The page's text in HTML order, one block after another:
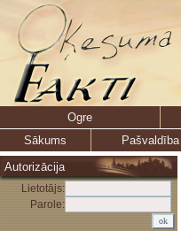
Ogre
Sākums
Pašvaldība
Autorizācija
Lietotājs:
Parole: